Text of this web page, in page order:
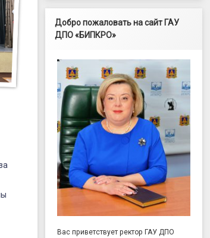
Добро пожаловать на сайт ГАУ
ДПО «БИПКРО»
Вас приветствует ректор ГАУ ДПО